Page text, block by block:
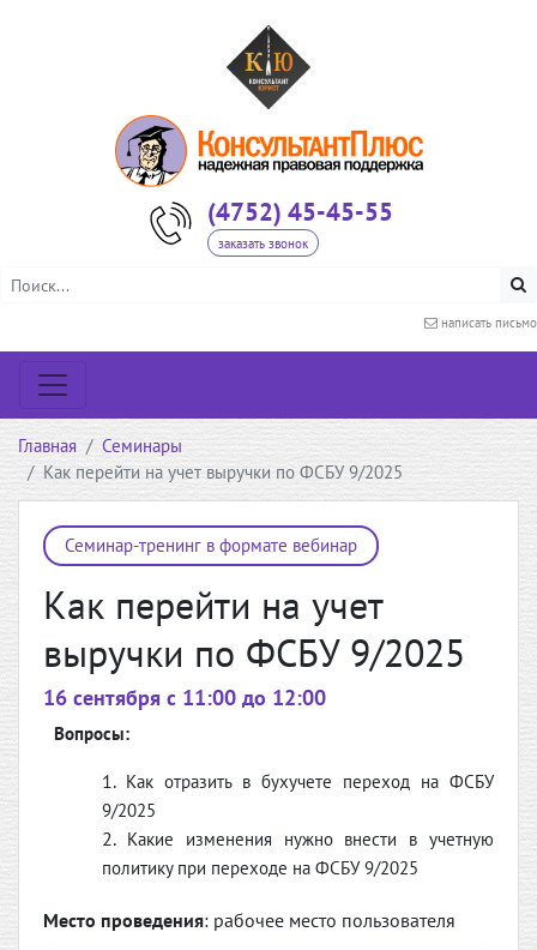
(4752) 45-45-55
заказать звонок
написать письмо
Главная
Семинары
Как перейти на учет выручки по ФСБУ 9/2025
Семинар-тренинг в формате вебинар
Как перейти на учет
выручки по ФСБУ 9/2025
16 сентября c 11:00 до 12:00
Вопросы:
Как отразить в бухучете переход на ФСБУ
9/2025
Какие изменения нужно внести в учетную
политику при переходе на ФСБУ 9/2025
Место проведения: рабочее место пользователя